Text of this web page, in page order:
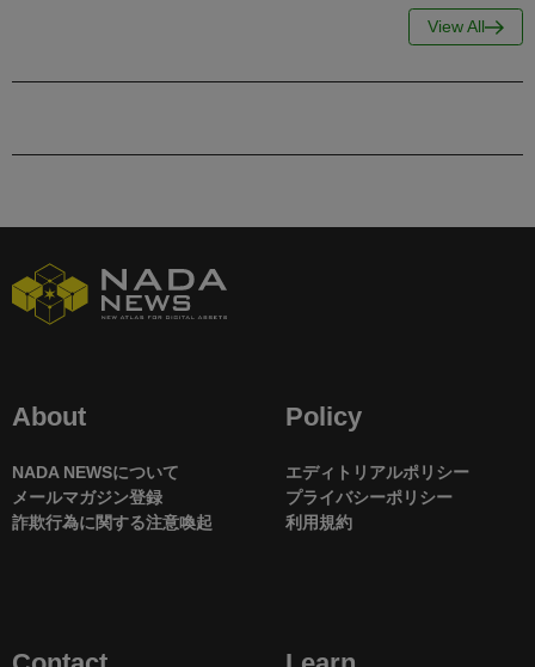
View All
About
NADA NEWSについて
メールマガジン登録
詐欺行為に関する注意喚起
Policy
エディトリアルポリシー
プライバシーポリシー
利用規約